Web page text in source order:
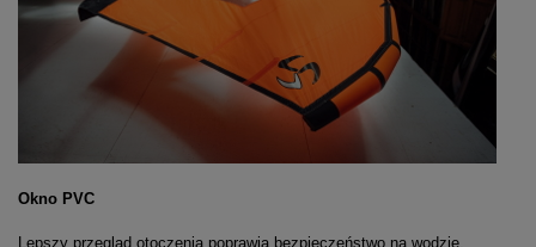
Okno PVC
Lepszy przegląd otoczenia poprawia bezpieczeństwo na wodzie.